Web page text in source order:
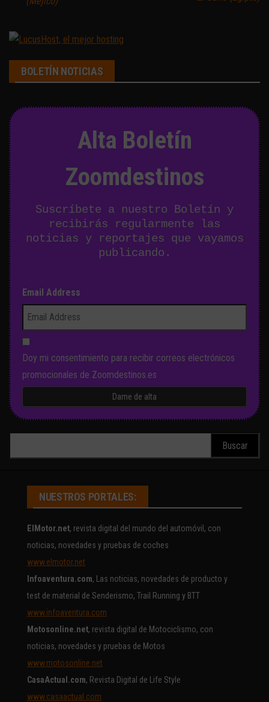
BOLETÍN NOTICIAS
Alta Boletín
Zoomdestinos
Suscríbete a nuestro Boletín y
recibirás regularmente las
noticias y reportajes que vayamos
publicando.
Email Address
Doy mi consentimiento para recibir correos electrónicos
promocionales de Zoomdestinos.es
NUESTROS PORTALES:
ElMotor.net, revista digital del mundo del automóvil, con
noticias, novedades y pruebas de coches
www.elmotor.net
Infoaventura.com, Las noticias, novedades de producto y
test de material de Senderismo, Trail Running y BTT
www.infoaventura.com
Motosonline.net, revista digital de Motociclismo, con
noticias, novedades y pruebas de Motos
www.motosonline.net
CasaActual.com, Revista Digital de Life Style
www.casaactual.com